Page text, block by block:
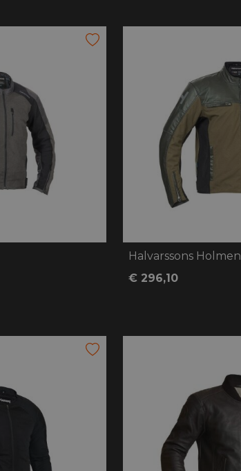
Halvarssons Holmen
€ 296,10